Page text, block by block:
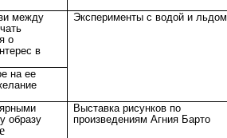
между
о
в
Эксперименты с водой и льдом
на ее
образу
Выставка рисунков по
произведениям Агния Барто